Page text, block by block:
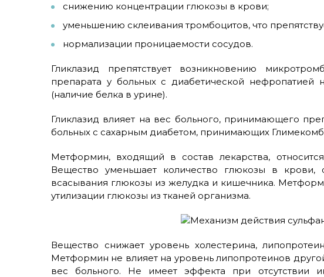
снижению концентрации глюкозы в крови;
уменьшению склеивания тромбоцитов, что
нормализации проницаемости сосудов.
Гликлазид препятствует возникновению
препарата у больных с диабетической нефропатией
(наличие белка в урине).
Гликлазид влияет на вес больного, принимающего
больных с сахарным диабетом, принимающих
Метформин, входящий в состав лекарства,
Вещество уменьшает количество глюкозы в крови,
всасывания глюкозы из желудка и кишечника.
утилизации глюкозы из тканей организма.
Вещество снижает уровень холестерина,
Метформин не влияет на уровень липопротеинов
вес больного. Не имеет эффекта при отсутствии